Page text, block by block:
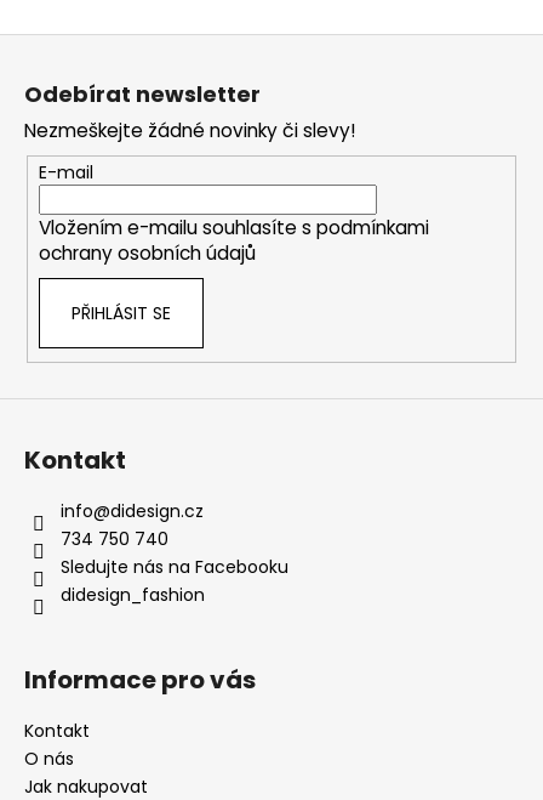
Z
Odebírat newsletter
Nezmeškejte žádné novinky či slevy!
E-mail
Vložením e-mailu souhlasíte s podmínkami
ochrany osobních údajů
PŘIHLÁSIT SE
Kontakt
info@didesign.cz
734 750 740
Sledujte nás na Facebooku
didesign_fashion
Informace pro vás
Kontakt
O nás
Jak nakupovat